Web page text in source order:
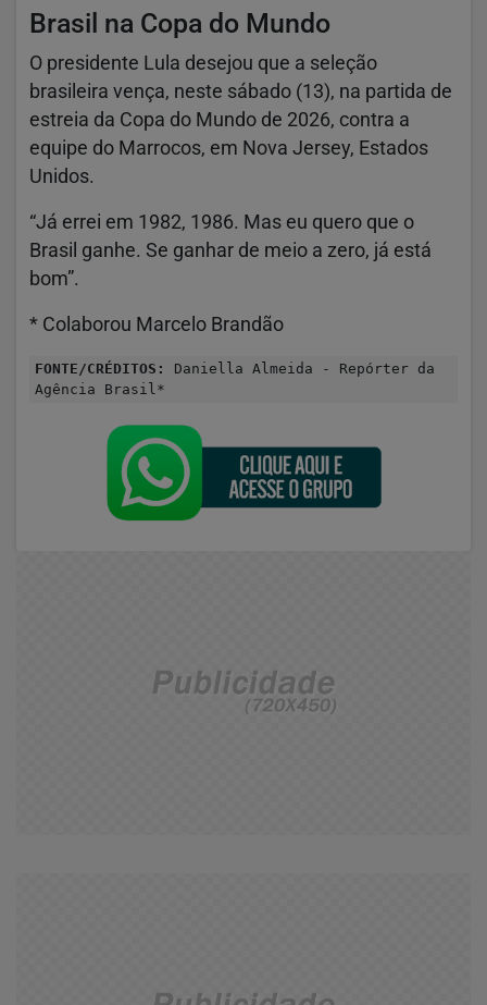
Brasil na Copa do Mundo
O presidente Lula desejou que a seleção
brasileira vença, neste sábado (13), na partida de
estreia da Copa do Mundo de 2026, contra a
equipe do Marrocos, em Nova Jersey, Estados
Unidos.
“Já errei em 1982, 1986. Mas eu quero que o
Brasil ganhe. Se ganhar de meio a zero, já está
bom”.
* Colaborou Marcelo Brandão
FONTE/CRÉDITOS:
Daniella Almeida - Repórter da
Agência Brasil*